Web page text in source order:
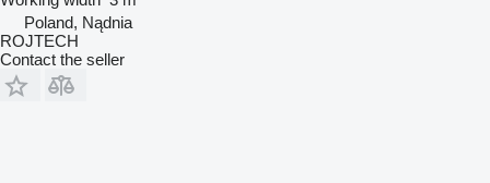
Poland, Nądnia
ROJTECH
Contact the seller